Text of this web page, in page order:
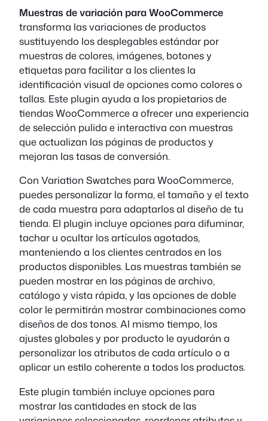
Muestras de variación para WooCommerce
transforma las variaciones de productos
sustituyendo los desplegables estándar por
muestras de colores, imágenes, botones y
etiquetas para facilitar a los clientes la
identificación visual de opciones como colores o
tallas. Este plugin ayuda a los propietarios de
tiendas WooCommerce a ofrecer una experiencia
de selección pulida e interactiva con muestras
que actualizan las páginas de productos y
mejoran las tasas de conversión.
Con Variation Swatches para WooCommerce,
puedes personalizar la forma, el tamaño y el texto
de cada muestra para adaptarlos al diseño de tu
tienda. El plugin incluye opciones para difuminar,
tachar u ocultar los artículos agotados,
manteniendo a los clientes centrados en los
productos disponibles. Las muestras también se
pueden mostrar en las páginas de archivo,
catálogo y vista rápida, y las opciones de doble
color le permitirán mostrar combinaciones como
diseños de dos tonos. Al mismo tiempo, los
ajustes globales y por producto le ayudarán a
personalizar los atributos de cada artículo o a
aplicar un estilo coherente a todos los productos.
Este plugin también incluye opciones para
mostrar las cantidades en stock de las